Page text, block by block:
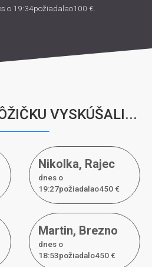
o 19:34požiadalao100 €
VYSKÚŠALI...
Nikolka, Rajec
dnes o
19:27požiadalao450 €
Martin, Brezno
dnes o
18:53požiadalo450 €